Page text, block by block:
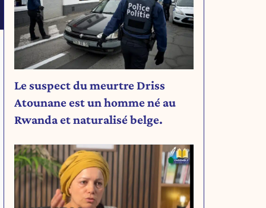
Le suspect du meurtre Driss
Atounane est un homme né au
Rwanda et naturalisé belge.